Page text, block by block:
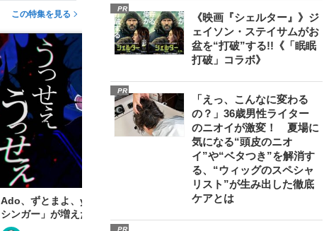
この特集を見る
Ado、ずとまよ、yama…顔出しだけはしない「覆面
シンガー」が増えた“納得の理由”とは？
PR
《映画『シェルター』》ジ
ェイソン・ステイサムがお
盆を“打破”する!!《「眠眠
打破」コラボ》
PR
「えっ、こんなに変わる
の？」36歳男性ライター
のニオイが激変！ 夏場に
気になる“頭皮のニオ
イ”や“ベタつき”を解消す
る、“ウィッグのスペシャ
リスト”が生み出した徹底
ケアとは